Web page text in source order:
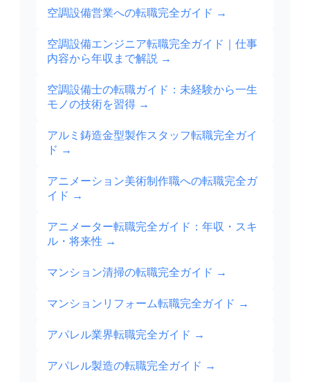
空調設備営業への転職完全ガイド →
空調設備エンジニア転職完全ガイド｜仕事
内容から年収まで解説 →
空調設備士の転職ガイド：未経験から一生
モノの技術を習得 →
アルミ鋳造金型製作スタッフ転職完全ガイ
ド →
アニメーション美術制作職への転職完全ガ
イド →
アニメーター転職完全ガイド：年収・スキ
ル・将来性 →
マンション清掃の転職完全ガイド →
マンションリフォーム転職完全ガイド →
アパレル業界転職完全ガイド →
アパレル製造の転職完全ガイド →